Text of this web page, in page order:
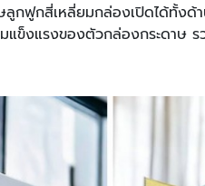
ลูกฟูกสี่เหลี่ยมกล่องเปิดได้ทั้ง
แข็งแรงของตัวกล่องกระดาษ